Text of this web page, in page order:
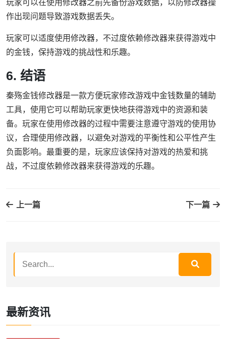
玩家可以在使用修改器之前先备份游戏数据，以防修改器操
作出现问题导致游戏数据丢失。
玩家可以适度使用修改器，不过度依赖修改器来获得游戏中
的金钱，保持游戏的挑战性和乐趣。
6. 结语
秦殇金钱修改器是一款方便玩家修改游戏中金钱数量的辅助
工具，使用它可以帮助玩家更快地获得游戏中的资源和装
备。玩家在使用修改器的过程中需要注意遵守游戏的使用协
议，合理使用修改器，以避免对游戏的平衡性和公平性产生
负面影响。最重要的是，玩家应该保持对游戏的热爱和挑
战，不过度依赖修改器来获得游戏的乐趣。
上一篇 下一篇
最新资讯